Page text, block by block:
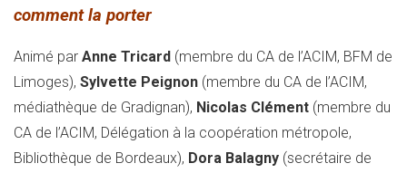
comment la porter
Animé par Anne Tricard (membre du CA de l’ACIM, BFM de
Limoges), Sylvette Peignon (membre du CA de l’ACIM,
médiathèque de Gradignan), Nicolas Clément (membre du
CA de l’ACIM, Délégation à la coopération métropole,
Bibliothèque de Bordeaux), Dora Balagny (secrétaire de